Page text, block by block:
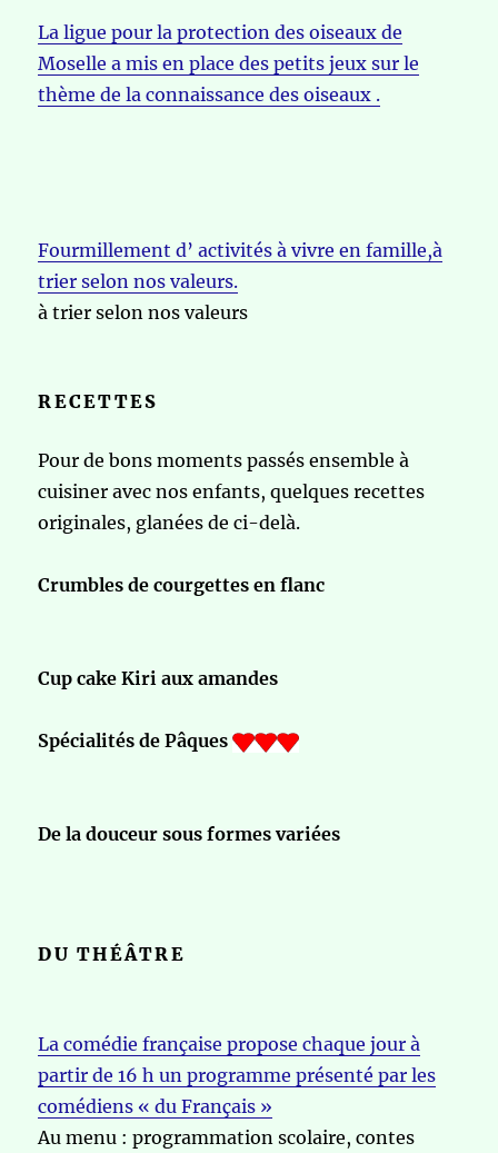
La ligue pour la protection des oiseaux de
Moselle a mis en place des petits jeux sur le
thème de la connaissance des oiseaux .
Fourmillement d’ activités à vivre en famille,à
trier selon nos valeurs.
à trier selon nos valeurs
RECETTES
Pour de bons moments passés ensemble à
cuisiner avec nos enfants, quelques recettes
originales, glanées de ci-delà.
Crumbles de courgettes en flanc
Cup cake Kiri aux amandes
Spécialités de Pâques
De la douceur sous formes variées
DU THÉÂTRE
La comédie française propose chaque jour à
partir de 16 h un programme présenté par les
comédiens « du Français »
Au menu : programmation scolaire, contes